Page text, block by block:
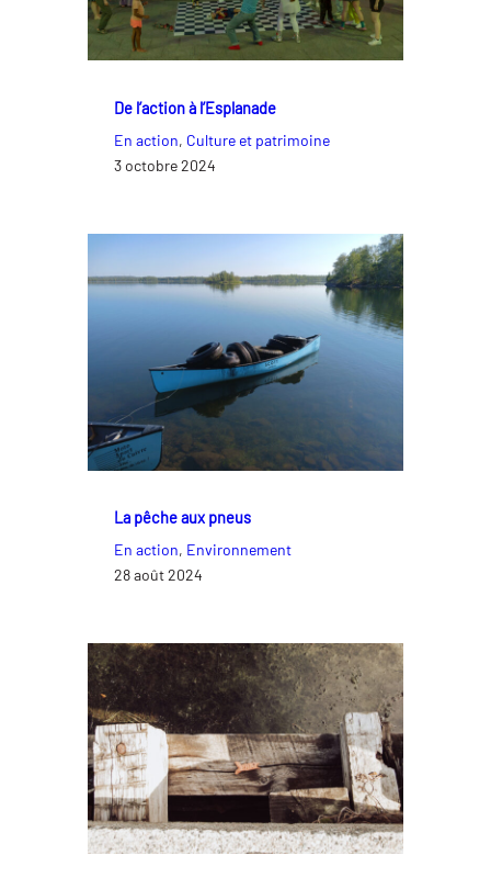
De l’action à l’Esplanade
En action, Culture et patrimoine
3 octobre 2024
La pêche aux pneus
En action, Environnement
28 août 2024